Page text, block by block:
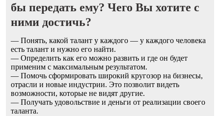
бы передать ему? Чего Вы хотите с
ними достичь?
— Понять, какой талант у каждого — у каждого человека
есть талант и нужно его найти.
— Определить как его можно развить и где он будет
применим с максимальным результатом.
— Помочь сформировать широкий кругозор на бизнесы,
отрасли и новые индустрии. Это позволит видеть
возможности, которые не видят другие.
— Получать удовольствие и деньги от реализации своего
таланта.